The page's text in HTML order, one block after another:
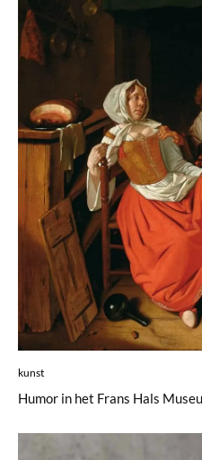
kunst
Humor in het Frans Hals